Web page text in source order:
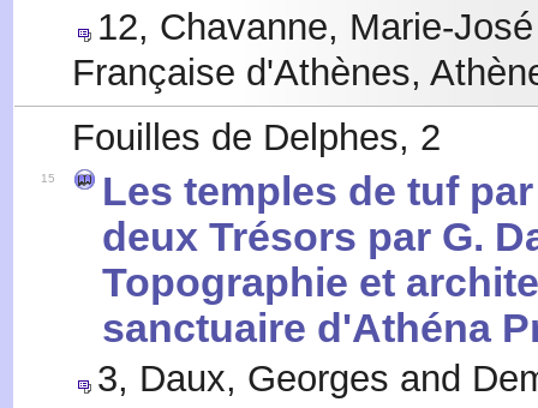
12, Chavanne, Marie-
Française d'Athènes,
Fouilles de Delphes, 2
15
Les temples de tuf
deux Trésors par G.
Topographie et
sanctuaire d'Athéna
3, Daux, Georges and